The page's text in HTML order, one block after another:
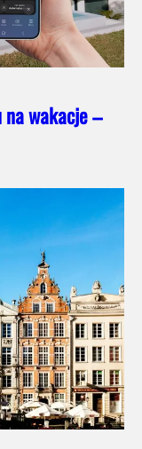
na wakacje –